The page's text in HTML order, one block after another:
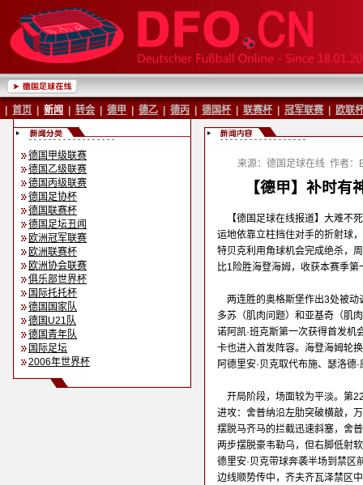
首页 新闻 转会 德甲 德乙 德丙 德国杯 联赛杯 冠军联赛 欧联
德国甲级联赛
德国乙级联赛
德国丙级联赛
德国足协杯
德国联赛杯
德国足坛丑闻
欧洲冠军联赛
欧洲联赛杯
欧洲协会联赛
俱乐部世界杯
国际托托杯
德国国家队
德国U21队
德国青年队
国际足坛
2006年世界杯
来源：德国足球在线 作者：
【德甲】补时有
【德国足球在线报道】大难不
运地依靠立柱挡住对手的折射球
特贝克利用角球机会完成绝杀，
比1险胜海登海姆，收获本赛季
两连胜的奥格斯堡作出3处被
多苏（肌肉问题）和亚基奇（肌
诺阿凯·班克斯第一次获得首发机
卡也进入首发阵容。海登海姆轮
阿德里安·贝克取代布施、瑟洛德
开局阶段，场面较为平淡。第
进攻：舍普纳沿左肋突破横敲，
摆脱马齐马的拦截迅速斜塞，舍
两步摆脱豪韦勒乌，但右脚低射
德里安·贝克带球奔袭半场到禁区
边线顺势传中，齐夫齐瓦泽禁区